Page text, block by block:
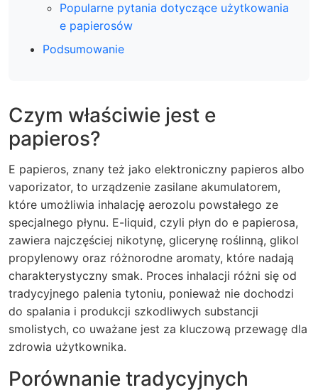
Popularne pytania dotyczące użytkowania
e papierosów
Podsumowanie
Czym właściwie jest e
papieros?
E papieros, znany też jako elektroniczny papieros albo
vaporizator, to urządzenie zasilane akumulatorem,
które umożliwia inhalację aerozolu powstałego ze
specjalnego płynu. E-liquid, czyli płyn do e papierosa,
zawiera najczęściej nikotynę, glicerynę roślinną, glikol
propylenowy oraz różnorodne aromaty, które nadają
charakterystyczny smak. Proces inhalacji różni się od
tradycyjnego palenia tytoniu, ponieważ nie dochodzi
do spalania i produkcji szkodliwych substancji
smolistych, co uważane jest za kluczową przewagę dla
zdrowia użytkownika.
Porównanie tradycyjnych